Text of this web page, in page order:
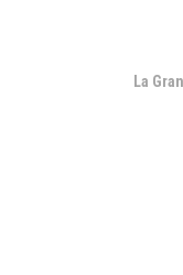
La